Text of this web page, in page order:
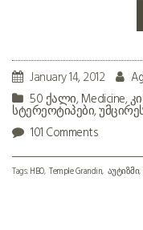
January 14, 2012
50 ქალი,Medicine,
სტერეოტიპები,
101 Comments
Tags: HBO Temple Grandin აუტიზმი